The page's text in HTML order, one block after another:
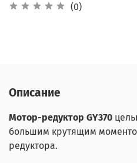
(0)
Описание
Мотор-редуктор GY370
большим крутящим
редуктора.